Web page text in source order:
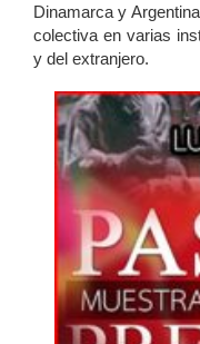
Dinamarca y
colectiva en varias
y del extranjero.